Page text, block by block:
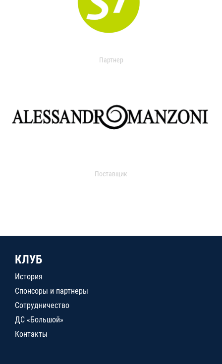
Партнер
Поставщик
КЛУБ
История
Спонсоры и партнеры
Сотрудничество
ДС «Большой»
Контакты